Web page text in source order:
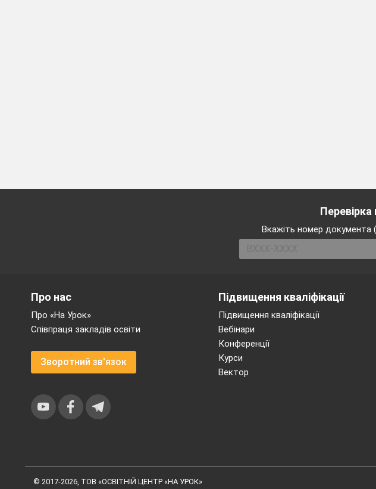
Вкажіть номер документа
Підвищення кваліфікації
Підвищення кваліфікації
Вебінари
Конференції
Курси
Вектор
Про нас
Про «На Урок»
Співпраця закладів освіти
Зворотний зв'язок
© 2017-2026, ТОВ «ОСВІТНІЙ ЦЕНТР «НА УРОК»